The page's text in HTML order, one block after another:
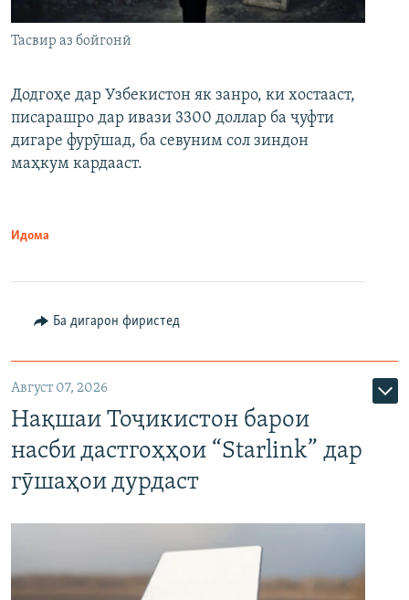
Тасвир аз бойгонӣ
Додгоҳе дар Узбекистон як занро, ки хостааст,
писарашро дар ивази 3300 доллар ба ҷуфти
дигаре фурӯшад, ба севуним сол зиндон
маҳкум кардааст.
Идома
Ба дигарон фиристед
Август 07, 2026
Нақшаи Тоҷикистон барои
насби дастгоҳҳои “Starlink” дар
гӯшаҳои дурдаст